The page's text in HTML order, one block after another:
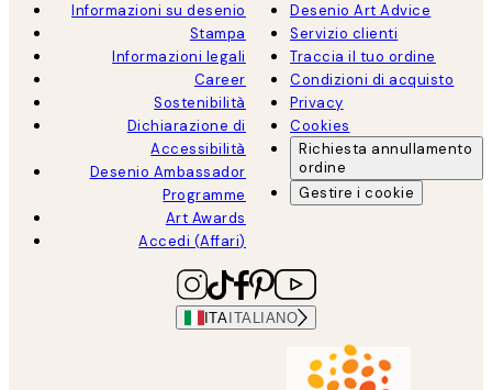
Informazioni su desenio
Stampa
Informazioni legali
Career
Sostenibilità
Dichiarazione di
Accessibilità
Desenio Ambassador
Programme
Art Awards
Accedi (Affari)
Desenio Art Advice
Servizio clienti
Traccia il tuo ordine
Condizioni di acquisto
Privacy
Cookies
Richiesta annullamento
ordine
Gestire i cookie
ITA ITALIANO